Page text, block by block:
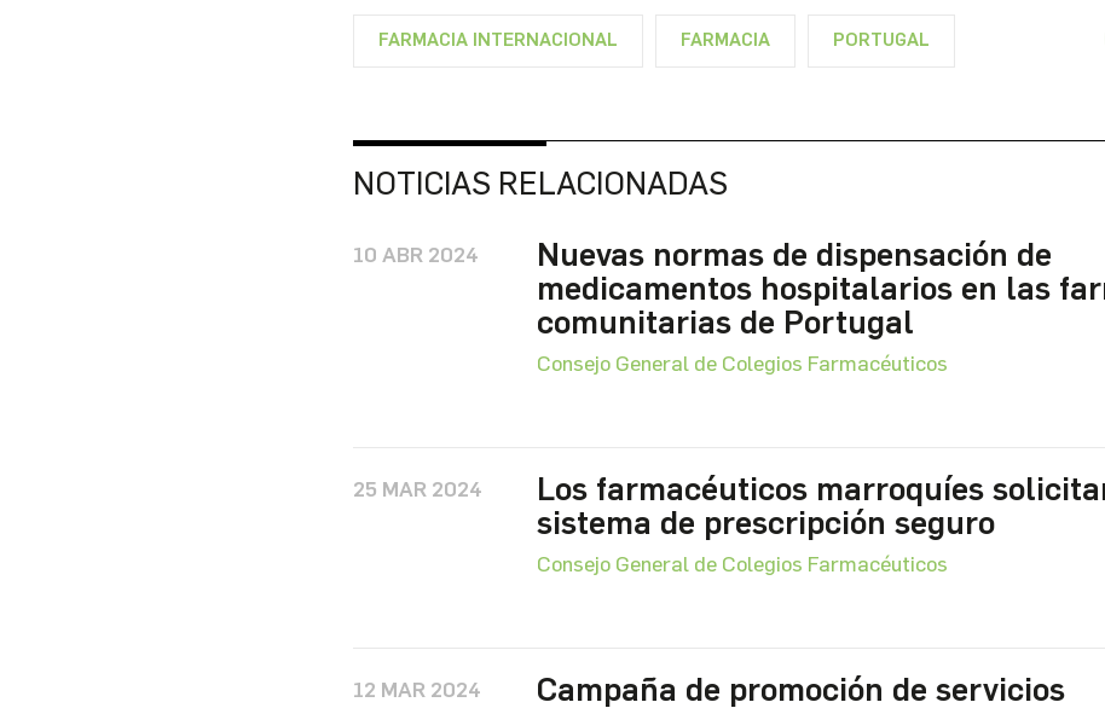
FARMACIA INTERNACIONAL FARMACIA PORTUGAL
NOTICIAS RELACIONADAS
10 ABR 2024
Nuevas normas de dispensación de
medicamentos hospitalarios en las
comunitarias de Portugal
Consejo General de Colegios Farmacéuticos
25 MAR 2024
Los farmacéuticos marroquíes
sistema de prescripción seguro
Consejo General de Colegios Farmacéuticos
12 MAR 2024
Campaña de promoción de servicios